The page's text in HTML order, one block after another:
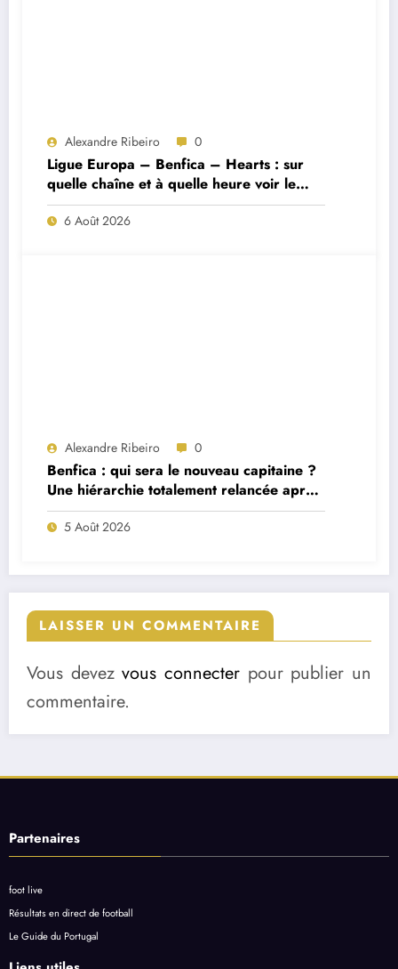
Alexandre Ribeiro 0
Ligue Europa – Benfica – Hearts : sur
quelle chaîne et à quelle heure voir le
match ?
6 Août 2026
Alexandre Ribeiro 0
Benfica : qui sera le nouveau capitaine ?
Une hiérarchie totalement relancée après
deux départs majeurs
5 Août 2026
LAISSER UN COMMENTAIRE
Vous devezvous connecter pour publier un
commentaire.
Partenaires
foot live
Résultats en direct de football
Le Guide du Portugal